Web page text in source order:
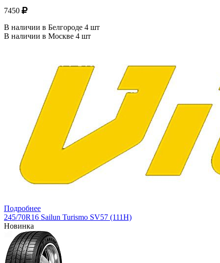
7450
В наличии в Белгороде 4 шт
В наличии в Москве 4 шт
Подробнее
245/70R16 Sailun Turismo SV57 (111H)
Новинка